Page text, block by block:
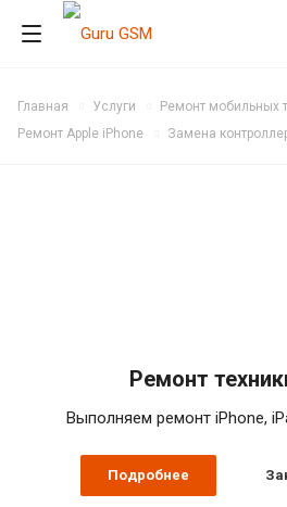
Главная Услуги
Ремонт мобильных
Ремонт Apple iPhone
Замена
Ремонт
Выполняем ремонт iPhone,
Подробнее